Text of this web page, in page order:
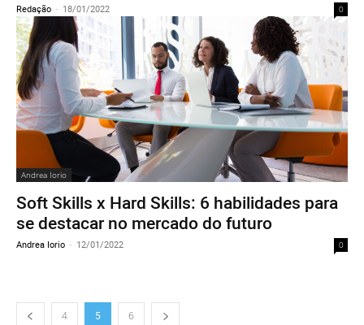
Redação - 18/01/2022 0
Andrea Iorio
Soft Skills x Hard Skills: 6 habilidades para
se destacar no mercado do futuro
Andrea Iorio - 12/01/2022 0
4 5 6